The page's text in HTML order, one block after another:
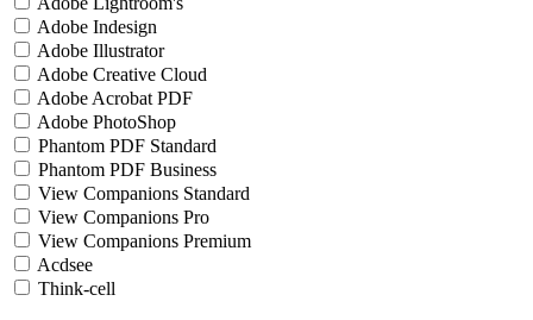
Adobe Indesign
Adobe Illustrator
Adobe Creative Cloud
Adobe Acrobat PDF
Adobe PhotoShop
Phantom PDF Standard
Phantom PDF Business
View Companions Standard
View Companions Pro
View Companions Premium
Acdsee
Think-cell